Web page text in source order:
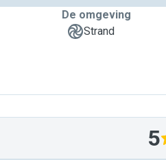
De omgeving
Strand
5